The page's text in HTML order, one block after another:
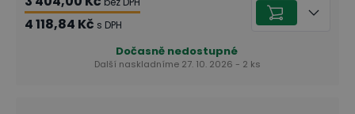
4 118,84 Kč s DPH
Dočasně nedostupné
Další naskladníme 27. 10. 2026 - 2 ks